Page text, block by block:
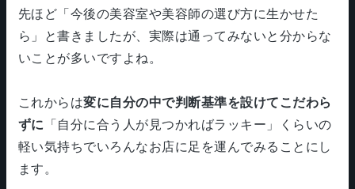
先ほど「今後の美容室や美容師の選び方に生かせた
ら」と書きましたが、実際は通ってみないと分からな
いことが多いですよね。
これからは変に自分の中で判断基準を設けてこだわら
ずに
「自分に合う人が見つかればラッキー」くらいの
軽い気持ちでいろんなお店に足を運んでみることにし
ます。